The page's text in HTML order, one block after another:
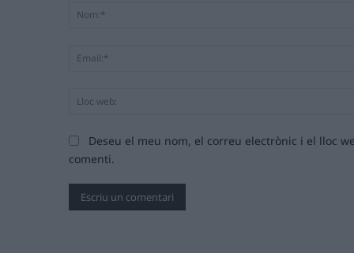
Deseu el meu nom, el correu electrònic i el lloc
comenti.